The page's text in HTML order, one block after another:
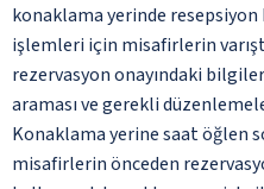
konaklama yerinde
işlemleri için misafirlerin
rezervasyon onayındaki
araması ve gerekli
Konaklama yerine saat öğlen
misafirlerin önceden